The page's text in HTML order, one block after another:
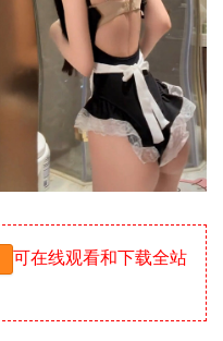
可在线观看和下载全站